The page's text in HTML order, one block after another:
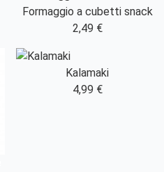
Formaggio a cubetti snack
2,49 €
Kalamaki
4,99 €